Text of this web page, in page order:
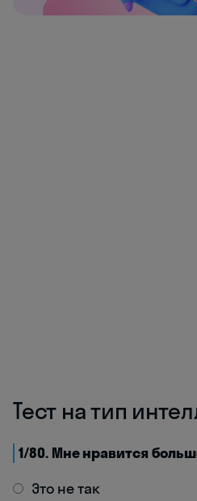
Тест на тип
1/80. Мне нравится
Это не так